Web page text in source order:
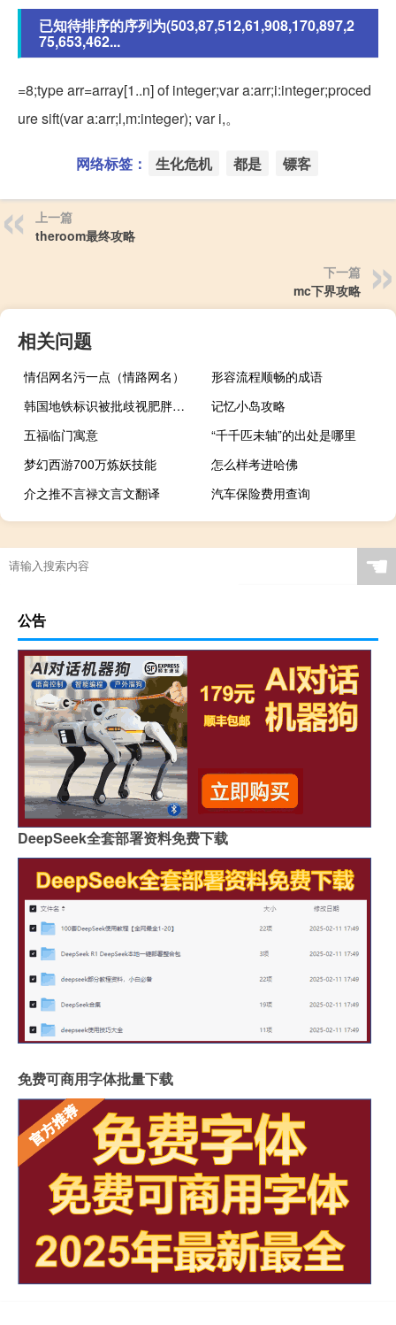
已知待排序的序列为(503,87,512,61,908,170,897,2
75,653,462...
=8;type arr=array[1..n] of integer;var a:arr;i:integer;proced
ure sift(var a:arr;l,m:integer); var i,。
网络标签： 生化危机 都是 镖客
上一篇
theroom最终攻略
下一篇
mc下界攻略
相关问题
情侣网名污一点（情路网名）
形容流程顺畅的成语
韩国地铁标识被批歧视肥胖者？胖人形贴纸指向自动扶梯 到底什么情况呢
记忆小岛攻略
五福临门寓意
“千千匹未轴”的出处是哪里
梦幻西游700万炼妖技能
怎么样考进哈佛
介之推不言禄文言文翻译
汽车保险费用查询
☚
公告
DeepSeek全套部署资料免费下载
免费可商用字体批量下载